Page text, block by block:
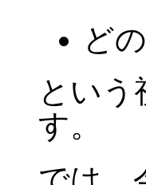
ど
とい
す。